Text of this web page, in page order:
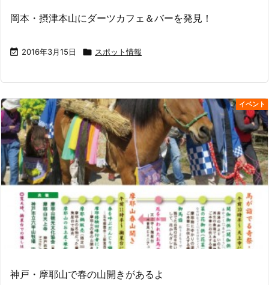
岡本・摂津本山にダーツカフェ＆バーを発見！
 2016年3月15日  スポット情報
イベント
神戸・摩耶山で春の山開きがあるよ